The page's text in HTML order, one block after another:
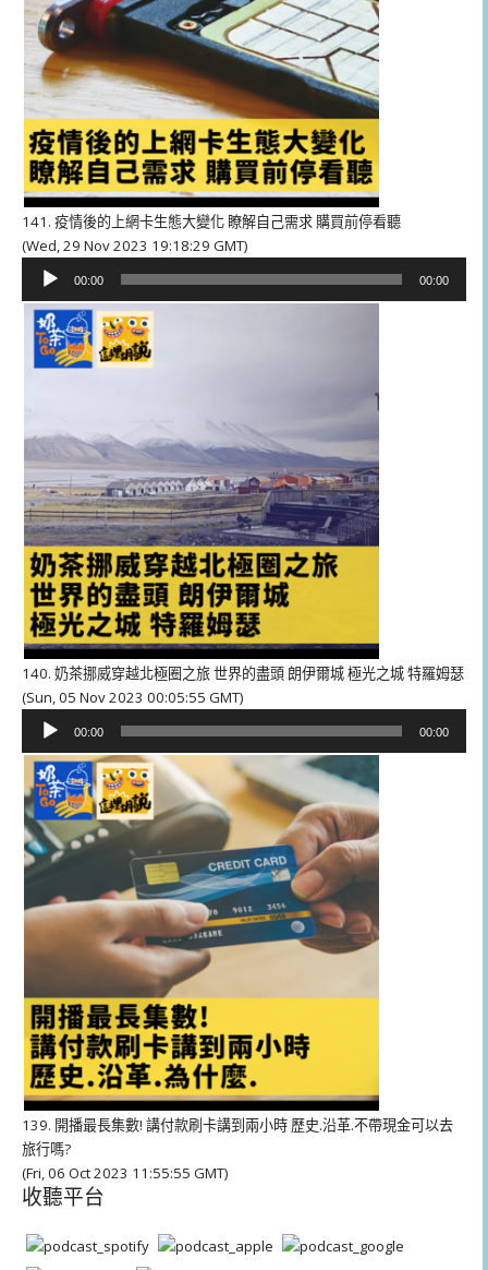
141. 疫情後的上網卡生態大變化 瞭解自己需求 購買前停看聽
(Wed, 29 Nov 2023 19:18:29 GMT)
播
器
00:00 00:00
140. 奶茶挪威穿越北極圈之旅 世界的盡頭 朗伊爾城 極光之城 特羅姆瑟
(Sun, 05 Nov 2023 00:05:55 GMT)
播
放
器
00:00 00:00
139. 開播最長集數! 講付款刷卡講到兩小時 歷史.沿革.不帶現金可以去
旅行嗎?
(Fri, 06 Oct 2023 11:55:55 GMT)
收聽平台